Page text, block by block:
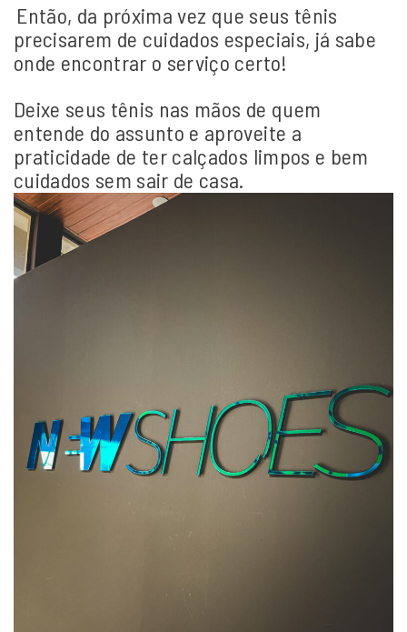
Então, da próxima vez que seus tênis
precisarem de cuidados especiais, já sabe
onde encontrar o serviço certo!
Deixe seus tênis nas mãos de quem
entende do assunto e aproveite a
praticidade de ter calçados limpos e bem
cuidados sem sair de casa.